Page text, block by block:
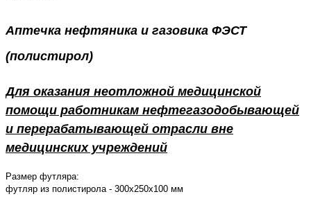
Аптечка нефтяника и газовика ФЭСТ
(полистирол)
Для оказания неотложной медицинской
помощи работникам нефтегазодобывающей
и перерабатывающей отрасли вне
медицинских учреждений
Размер футляра:
футляр из полистирола - 300x250x100 мм